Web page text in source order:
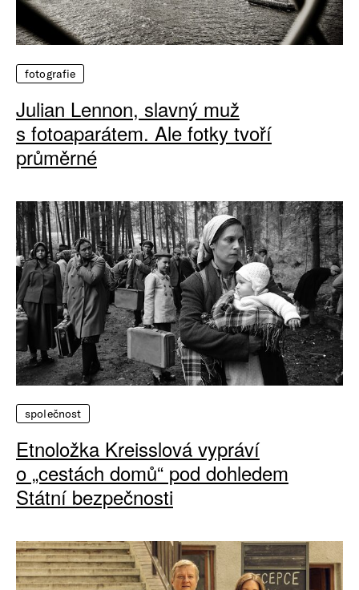
fotografie
Julian Lennon, slavný muž
s fotoaparátem. Ale fotky tvoří
průměrné
společnost
Etnoložka Kreisslová vypráví
o „cestách domů“ pod dohledem
Státní bezpečnosti